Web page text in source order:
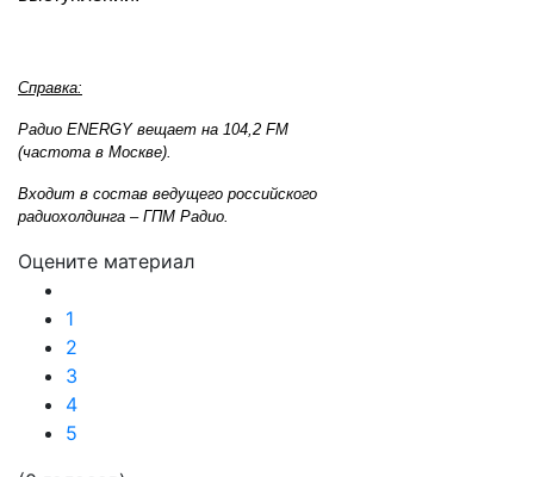
Справка:
Радио ENERGY вещает на 104,2 FM
(частота в Москве).
Входит в состав ведущего российского
радиохолдинга – ГПМ Радио.
Оцените материал
1
2
3
4
5